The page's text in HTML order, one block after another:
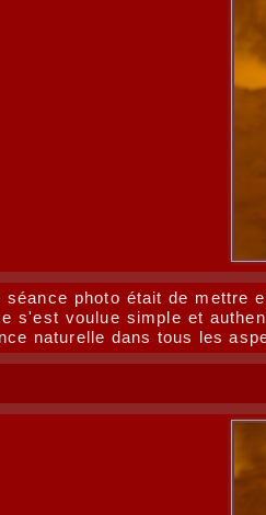
photo était de mettre
s'est voulue simple et
naturelle dans tous les